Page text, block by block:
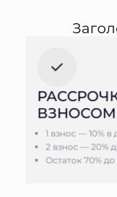
ВЗНОСОМ
1 взнос — 10% в
2 взнос — 20%
Остаток 70% до